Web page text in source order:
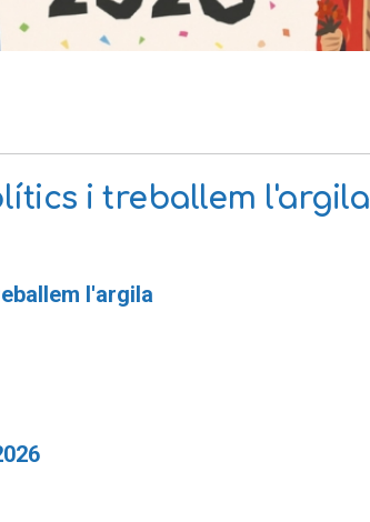
i treballem l'argila
l'argila